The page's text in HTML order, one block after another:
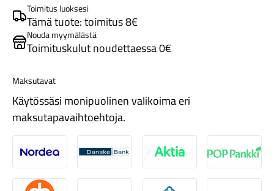
Kaupunkisähköpyörät
Toimitus luoksesi
Tämä tuote: toimitus 8€
Nouda myymälästä
Toimituskulut noudettaessa 0€
Maksutavat
Käytössäsi monipuolinen valikoima eri
maksutapavaihtoehtoja.
Nordea Danske Aktia Pop-